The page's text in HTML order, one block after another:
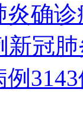
确诊
新冠